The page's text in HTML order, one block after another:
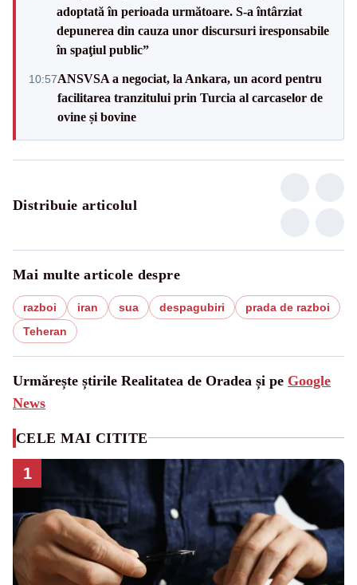
adoptată în perioada următoare. S-a întârziat
depunerea din cauza unor discursuri iresponsabile
în spaţiul public”
10:57ANSVSA a negociat, la Ankara, un acord pentru
facilitarea tranzitului prin Turcia al carcaselor de
ovine și bovine
Distribuie articolul
Mai multe articole despre
razboi iran sua despagubiri
prada de razboi
Teheran
Urmărește știrile Realitatea de Oradea și pe Google
News
CELE MAI CITITE
1